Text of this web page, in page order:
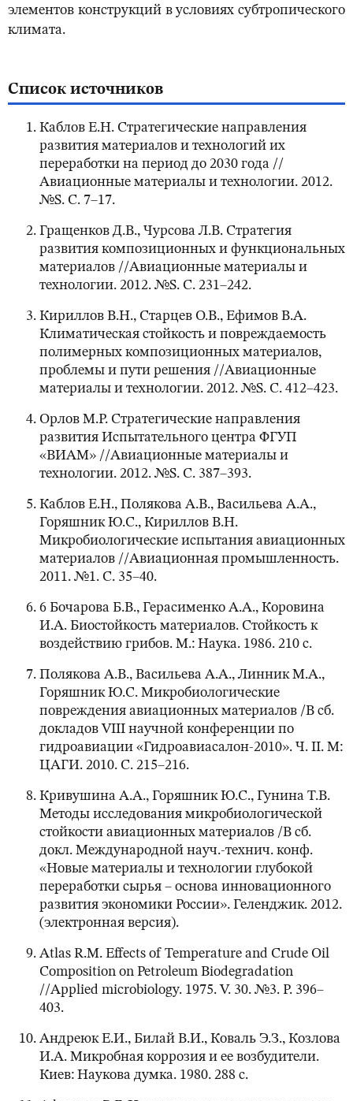
элементов конструкций в условиях субтропического
климата.
Список источников
Каблов Е.Н. Стратегические направления
развития материалов и технологий их
переработки на период до 2030 года //
Авиационные материалы и технологии. 2012.
№S. С. 7–17.
Гращенков Д.В., Чурсова Л.В. Стратегия
развития композиционных и функциональных
материалов //Авиационные материалы и
технологии. 2012. №S. С. 231–242.
Кириллов В.Н., Старцев О.В., Ефимов В.А.
Климатическая стойкость и повреждаемость
полимерных композиционных материалов,
проблемы и пути решения //Авиационные
материалы и технологии. 2012. №S. С. 412–423.
Орлов М.Р. Стратегические направления
развития Испытательного центра ФГУП
«ВИАМ» //Авиационные материалы и
технологии. 2012. №S. С. 387–393.
Каблов Е.Н., Полякова А.В., Васильева А.А.,
Горяшник Ю.С., Кириллов В.Н.
Микробиологические испытания авиационных
материалов //Авиационная промышленность.
2011. №1. С. 35–40.
6 Бочарова Б.В., Герасименко А.А., Коровина
И.А. Биостойкость материалов. Стойкость к
воздействию грибов. М.: Наука. 1986. 210 с.
Полякова А.В., Васильева А.А., Линник М.А.,
Горяшник Ю.С. Микробиологические
повреждения авиационных материалов /В сб.
докладов VIII научной конференции по
гидроавиации «Гидроавиасалон-2010». Ч. II. М:
ЦАГИ. 2010. С. 215–216.
Кривушина А.А., Горяшник Ю.С., Гунина Т.В.
Методы исследования микробиологической
стойкости авиационных материалов /В сб.
докл. Международной науч.-технич. конф.
«Новые материалы и технологии глубокой
переработки сырья – основа инновационного
развития экономики России». Геленджик. 2012.
(электронная версия).
Atlas R.M. Effects of Temperature and Crude Oil
Composition on Petroleum Biodegradation
//Applied microbiology. 1975. V. 30. №3. Р. 396–
403.
Андреюк Е.И., Билай В.И., Коваль Э.З., Козлова
И.А. Микробная коррозия и ее возбудители.
Киев: Наукова думка. 1980. 288 с.